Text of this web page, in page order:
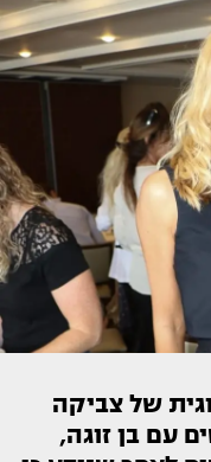
של צביקה
עם בן זוגה,